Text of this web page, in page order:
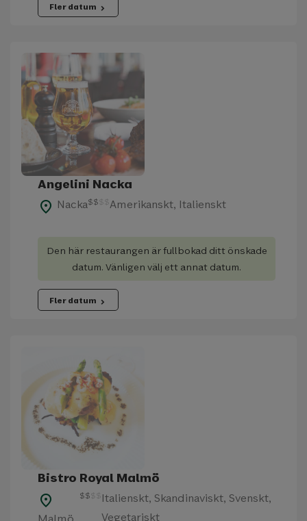
Fler datum chevron_right
Angelini Nacka
place Nacka$$ $ $Amerikanskt, Italienskt
Den här restaurangen är fullbokad ditt önskade
datum. Vänligen välj ett annat datum.
Fler datum chevron_right
Bistro Royal Malmö
place
Malmö
$$ $ $ Italienskt, Skandinaviskt, Svenskt,
Vegetariskt